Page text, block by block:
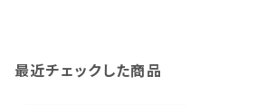
最近チェックした商品